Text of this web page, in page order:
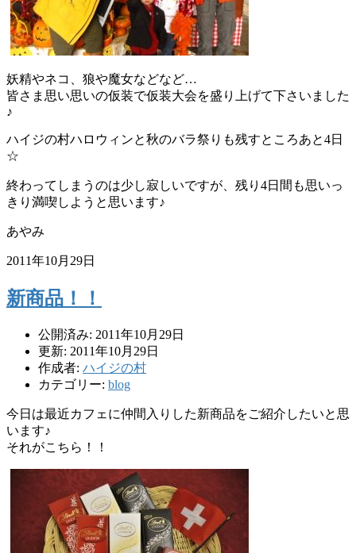
妖精やネコ、狼や魔女などなど…
皆さま思い思いの仮装で仮装大会を盛り上げて下さいました
♪
ハイジの村ハロウィンと秋のバラ祭りも残すところあと4日
☆
終わってしまうのは少し寂しいですが、残り4日間も思いっ
きり満喫しようと思います♪
あやみ
2011年10月29日
新商品！！
公開済み: 2011年10月29日
更新: 2011年10月29日
作成者: ハイジの村
カテゴリー: blog
今日は最近カフェに仲間入りした新商品をご紹介したいと思
います♪
それがこちら！！